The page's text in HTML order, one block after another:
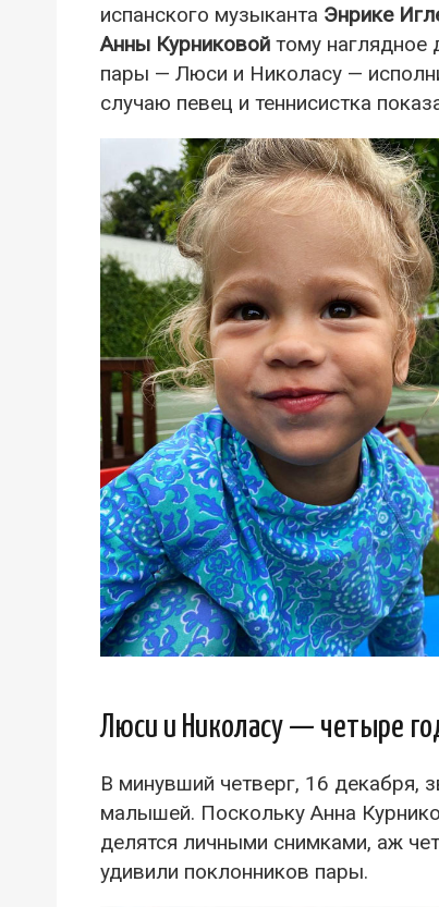
испанского музыканта Энрике
Анны Курниковой тому наглядное
пары — Люси и Николасу —
случаю певец и теннисистка
Люси и Николасу — четыре
В минувший четверг, 16 декабря,
малышей. Поскольку Анна
делятся личными снимками, аж
удивили поклонников пары.